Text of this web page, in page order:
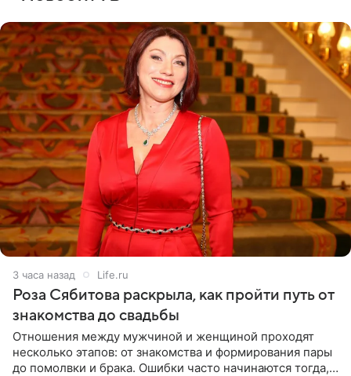
3 часа назад Life.ru
Роза Сябитова раскрыла, как пройти путь от
знакомства до свадьбы
Отношения между мужчиной и женщиной проходят
несколько этапов: от знакомства и формирования пары
до помолвки и брака. Ошибки часто начинаются тогда,